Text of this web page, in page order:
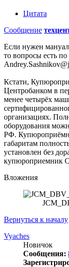
Цитата
Сообщение
Если нужен
то вопросы есть
Кстати,
Центробанком в
менее четырёх
организациях.
оборудования
РФ.
габаритам
установлен без
купюроприемник
Вложения
Вернуться к началу
Vyaches
Новичок
Сообщения: